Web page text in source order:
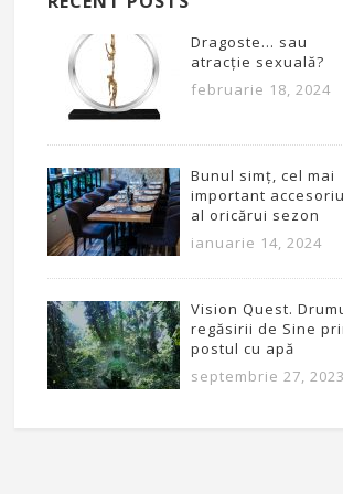
Dragoste… sau
atracție sexuală?
februarie 18, 2024
Bunul simț, cel mai
important accesoriu
al oricărui sezon
ianuarie 14, 2024
Vision Quest.
regăsirii de Sine
postul cu apă
septembrie 27, 2023